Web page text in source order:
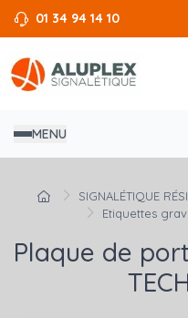
01 34 94 14 10
MENU
SIGNALÉTIQUE
Etiquettes
Plaque de